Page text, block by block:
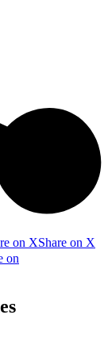
on XShare on X
on